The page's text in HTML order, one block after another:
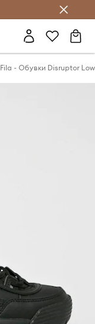
Fila - Обувки Disruptor Low